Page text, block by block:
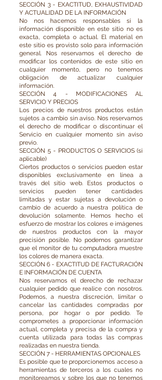
SECCIÓN 3 - EXACTITUD, EXHAUSTIVIDAD
Y ACTUALIDAD DE LA INFORMACIÓN
No nos hacemos responsables si la
información disponible en este sitio no es
exacta, completa o actual. El material en
este sitio es provisto solo para información
general. Nos reservamos el derecho de
modificar los contenidos de este sitio en
cualquier momento, pero no tenemos
obligación de actualizar cualquier
información.
SECCIÓN 4 - MODIFICACIONES AL
SERVICIO Y PRECIOS
Los precios de nuestros productos están
sujetos a cambio sin aviso. Nos reservamos
el derecho de modificar o discontinuar el
Servicio en cualquier momento sin aviso
previo.
SECCIÓN 5 - PRODUCTOS O SERVICIOS (si
aplicable)
Ciertos productos o servicios pueden estar
disponibles exclusivamente en línea a
través del sitio web. Estos productos o
servicios pueden tener cantidades
limitadas y estar sujetas a devolución o
cambio de acuerdo a nuestra política de
devolución solamente. Hemos hecho el
esfuerzo de mostrar los colores e imágenes
de nuestros productos con la mayor
precisión posible. No podemos garantizar
que el monitor de tu computadora muestre
los colores de manera exacta.
SECCIÓN 6 - EXACTITUD DE FACTURACIÓN
E INFORMACIÓN DE CUENTA
Nos reservamos el derecho de rechazar
cualquier pedido que realice con nosotros.
Podemos, a nuestra discreción, limitar o
cancelar las cantidades compradas por
persona, por hogar o por pedido. Te
comprometes a proporcionar información
actual, completa y precisa de la compra y
cuenta utilizada para todas las compras
realizadas en nuestra tienda.
SECCIÓN 7 - HERRAMIENTAS OPCIONALES
Es posible que te proporcionemos acceso a
herramientas de terceros a los cuales no
monitoreamos y sobre los que no tenemos